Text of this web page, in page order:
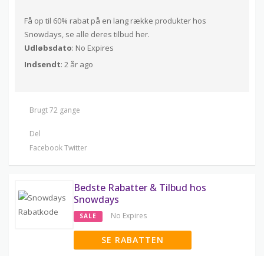
Få op til 60% rabat på en lang række produkter hos
Snowdays, se alle deres tilbud her.
Udløbsdato: No Expires
Indsendt: 2 år ago
Brugt 72 gange
Del
FacebookTwitter
Bedste Rabatter & Tilbud hos
Snowdays
SALE No Expires
SE RABATTEN